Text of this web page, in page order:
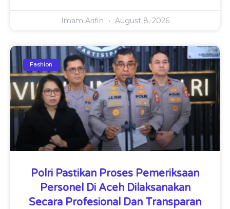
Imam Arifin August 8, 2026
Fashion
Polri Pastikan Proses Pemeriksaan
Personel Di Aceh Dilaksanakan
Secara Profesional Dan Transparan